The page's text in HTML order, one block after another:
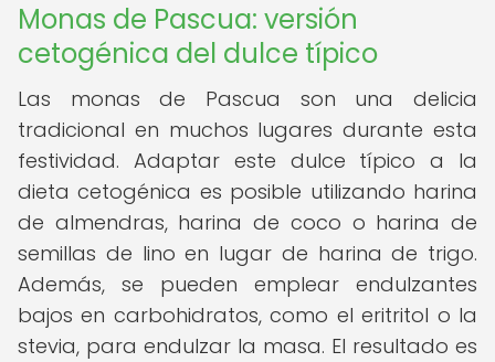
Monas de Pascua: versión
cetogénica del dulce típico
Las monas de Pascua son una delicia
tradicional en muchos lugares durante esta
festividad. Adaptar este dulce típico a la
dieta cetogénica es posible utilizando harina
de almendras, harina de coco o harina de
semillas de lino en lugar de harina de trigo.
Además, se pueden emplear endulzantes
bajos en carbohidratos, como el eritritol o la
stevia, para endulzar la masa. El resultado es